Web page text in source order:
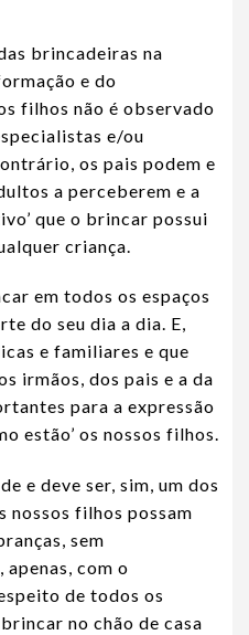
brincadeiras na
e do
filhos não é observado
e/ou
os pais podem e
a perceberem e a
que o brincar possui
criança.
em todos os espaços
do seu dia a dia. E,
e familiares e que
irmãos, dos pais e a da
para a expressão
estão’ os nossos filhos.
e deve ser, sim, um dos
nossos filhos possam
sem
apenas, com o
de todos os
no chão de casa